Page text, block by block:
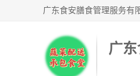
广